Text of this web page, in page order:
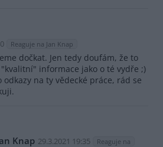
Reaguje na Jan Knap
dočkat. Jen tedy doufám, že to
informace jako o té vydře ;)
odkazy na ty vědecké práce, rád se
Knap 29.3.2021 19:35 Reaguje na